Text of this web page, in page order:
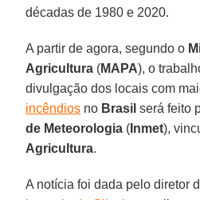
décadas de 1980 e 2020.
A partir de agora, segundo o
Agricultura (MAPA), o
divulgação dos locais com
incêndios no Brasil será feito
de Meteorologia ( Inmet),
Agricultura.
A notícia foi dada pelo diretor